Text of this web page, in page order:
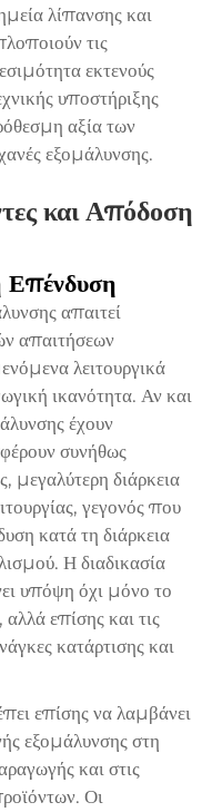
λίπανσης και
τις
εκτενούς
υποστήριξης
αξία των
εξομάλυνσης.
και Απόδοση
Επένδυση
απαιτεί
απαιτήσεων
λειτουργικά
ικανότητα. Αν και
έχουν
συνήθως
μεγαλύτερη διάρκεια
γεγονός που
κατά τη διάρκεια
Η διαδικασία
υπόψη όχι μόνο το
επίσης και τις
κατάρτισης και
επίσης να λαμβάνει
εξομάλυνσης στη
και στις
Οι